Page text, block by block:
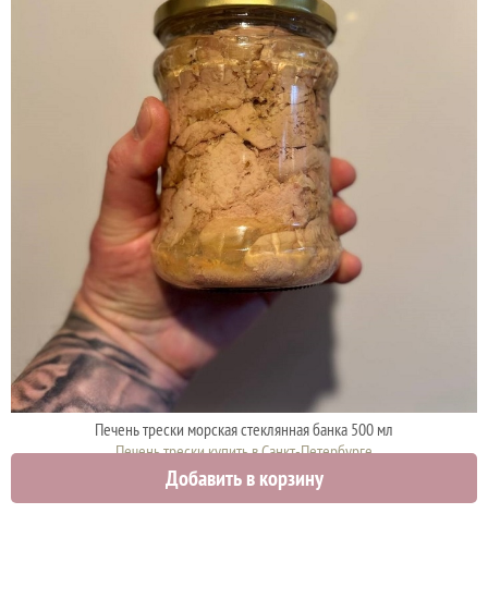
Печень трески морская стеклянная банка 500 мл
Печень трески купить в Санкт-Петербурге
1000 руб. 950 руб.
Добавить в корзину